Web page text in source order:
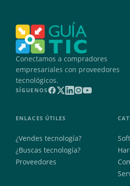
Conectamos a compradores
empresariales con proveedores
tecnológicos.
SÍGUENOS
ENLACES ÚTILES
¿Vendes tecnología?
¿Buscas tecnología?
Proveedores